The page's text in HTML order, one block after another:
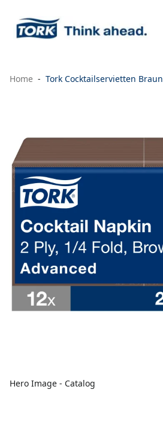
Home Tork Cocktailservietten Braun
Hero Image - Catalog